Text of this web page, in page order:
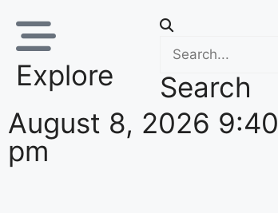
Explore
Search
August 8, 2026 9:40
pm